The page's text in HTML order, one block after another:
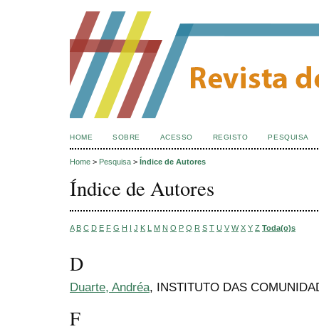
HOME SOBRE ACESSO REGISTO PESQUISA
Home > Pesquisa > Índice de Autores
Índice de Autores
A B C D E F G H I J K L M N O P Q R S T U V W X Y Z Toda(o)s
D
Duarte, Andréa, INSTITUTO DAS
F